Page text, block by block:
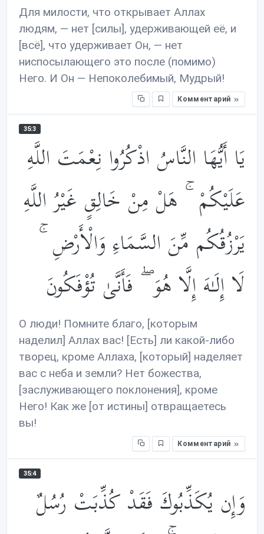
Для милости, что открывает Аллах
людям, — нет [силы], удерживающей её, и
[всё], что удерживает Он, — нет
ниспосылающего это после (помимо)
Него. И Он — Непоколебимый, Мудрый!
Комментарий
35:3
يَا أَيُّهَا النَّاسُ اذْكُرُوا نِعْمَتَ اللَّهِ
عَلَيْكُمْ ۚ هَلْ مِنْ خَالِقٍ غَيْرُ اللَّهِ
يَرْزُقُكُم مِّنَ السَّمَاءِ وَالْأَرْضِ ۚ
لَا إِلَـٰهَ إِلَّا هُوَ ۖ فَأَنَّىٰ تُؤْفَكُونَ
О люди! Помните благо, [которым
наделил] Аллах вас! [Есть] ли какой-либо
творец, кроме Аллаха, [который] наделяет
вас с неба и земли? Нет божества,
[заслуживающего поклонения], кроме
Него! Как же [от истины] отвращаетесь
вы!
Комментарий
35:4
وَإِن يُكَذِّبُوكَ فَقَدْ كُذِّبَتْ رُسُلٌ